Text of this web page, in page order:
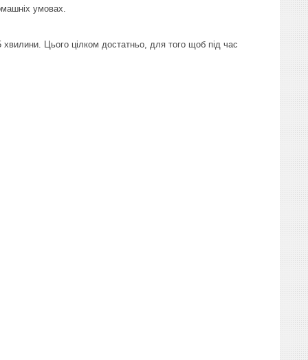
умовах.
хвилини. Цього цілком достатньо, для того щоб під час